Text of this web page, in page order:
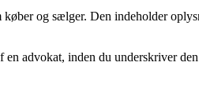
og sælger. Den indeholder
advokat, inden du underskriver